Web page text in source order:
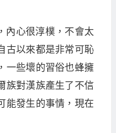
內心很淳樸，不會太
古以來都是非常可恥
一些壞的習俗也蜂擁
族對漢族產生了不信
能發生的事情，現在